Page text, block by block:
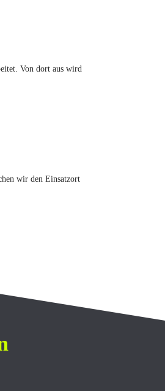
Von dort aus wird
wir den Einsatzort